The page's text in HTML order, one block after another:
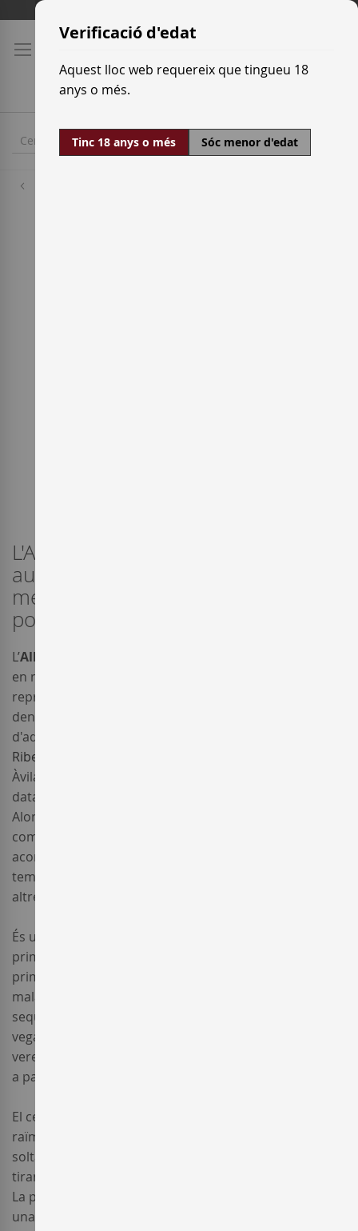
Skip
Content
L'Albillo és una varietat blanca
autòctona que aporta frescor i
melositat als seus vins blancs. De
poca producció.
L’Albillo
en moltes regions i, en ocasions, amb el mateix nom,
representa a castes diferents. A la terra de Zamora la
denominen Albillo comuna o Albillo Primerenc. El cultiu
d'aquesta vinya es troba principalment en terres de la
Ribera del Duero
Àvila i Galícia. La primera referència històrica de l’Albillo
data del segle XV en l'Agricultura General de Gabriel
Alonso d'Herrera, i descriu els vins blancs de l’Albillo
com “molt clar, de color i sabor suaus”. També
aconsella no guardar-los per un període llarg de
temps, i que millora la seva qualitat si es barreja amb
altres varietats com la Cigüente, la Moscatell o l’Hebén.
És un cep de bona fertilitat i de maduració i brot
primerenc, la qual cosa la fa sensible a les gelades de
primavera. També és sensible als àcars i menys a les
malalties criptogàmiques. És mitjanament resistent a la
sequera. El raïm
vegada aconseguida la plena maduració, i es pot
veremar un cop ha començat el procés de la conversió
a pansa.
El cep presenta un pàmpol d’aparença semialçat. Els
raïms són d’una mida petita, compactes i amb espatlla
solta. Les baies són esfèriques, de grandària mitjana
tirant a petita i de color groguenc marró amb pigues.
La pellofa és fina. El most té un alt contingut en sucre i
una baixa acidesa.
Verificació d'edat
Aquest lloc web requereix que tingueu 18
anys o més.
Tinc 18 anys o més Sóc menor d'edat